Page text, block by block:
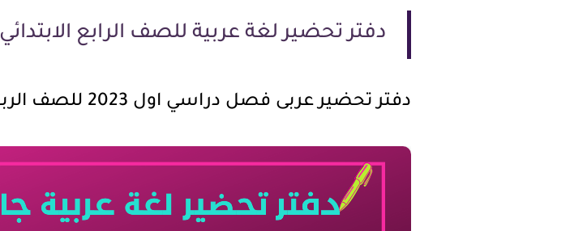
دفتر تحضير لغة عربية للصف الرابع الابتدائي 2023
دفتر تحضير عربى فصل دراسي اول 2023 للصف الربع الابتدائي